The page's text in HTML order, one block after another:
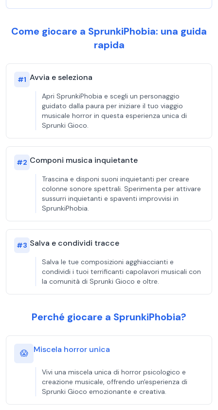
Come giocare a SprunkiPhobia: una guida
rapida
#1 Avvia e seleziona
Apri SprunkiPhobia e scegli un personaggio
guidato dalla paura per iniziare il tuo viaggio
musicale horror in questa esperienza unica di
Sprunki Gioco.
#2 Componi musica inquietante
Trascina e disponi suoni inquietanti per creare
colonne sonore spettrali. Sperimenta per attivare
sussurri inquietanti e spaventi improvvisi in
SprunkiPhobia.
#3 Salva e condividi tracce
Salva le tue composizioni agghiaccianti e
condividi i tuoi terrificanti capolavori musicali con
la comunità di Sprunki Gioco e oltre.
Perché giocare a SprunkiPhobia?
😱 Miscela horror unica
Vivi una miscela unica di horror psicologico e
creazione musicale, offrendo un'esperienza di
Sprunki Gioco emozionante e creativa.